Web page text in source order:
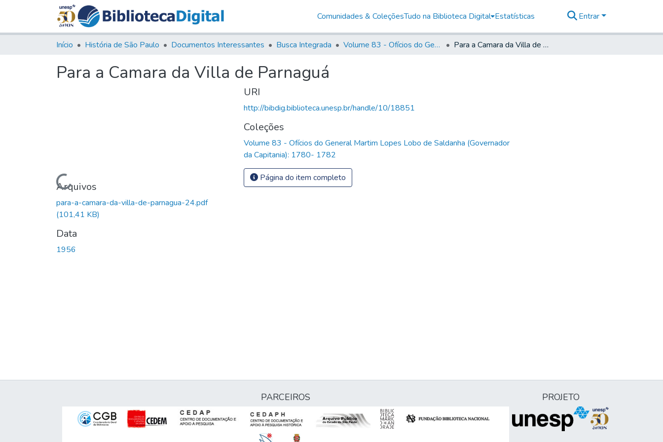
Comunidades & ColeçõesTudo na Biblioteca Digital Estatísticas Entrar
Início História de São Paulo Documentos Interessantes Busca Integrada Volume 83 - Ofícios do General Martim Lopes Lobo de Saldanha (Governador da Capitania): 1780- 1782 Para a Camara da Villa de Parnaguá
Para a Camara da Villa de Parnaguá
Carregando...
Arquivos
para-a-camara-da-villa-de-parnagua-24.pdf
(101,41 KB)
Data
1956
URI
http://bibdig.biblioteca.unesp.br/handle/10/18851
Coleções
Volume 83 - Ofícios do General Martim Lopes Lobo de Saldanha (Governador
da Capitania): 1780- 1782
Página do item completo
PARCEIROS PROJETO